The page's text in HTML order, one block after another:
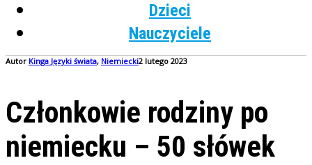
Dzieci
Nauczyciele
Autor Kinga Języki świata, Niemiecki2 lutego 2023
Członkowie rodziny po
niemiecku – 50 słówek